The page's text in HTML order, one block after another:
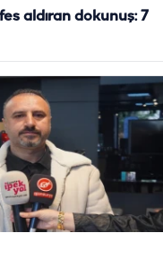
aldıran dokunuş: 7